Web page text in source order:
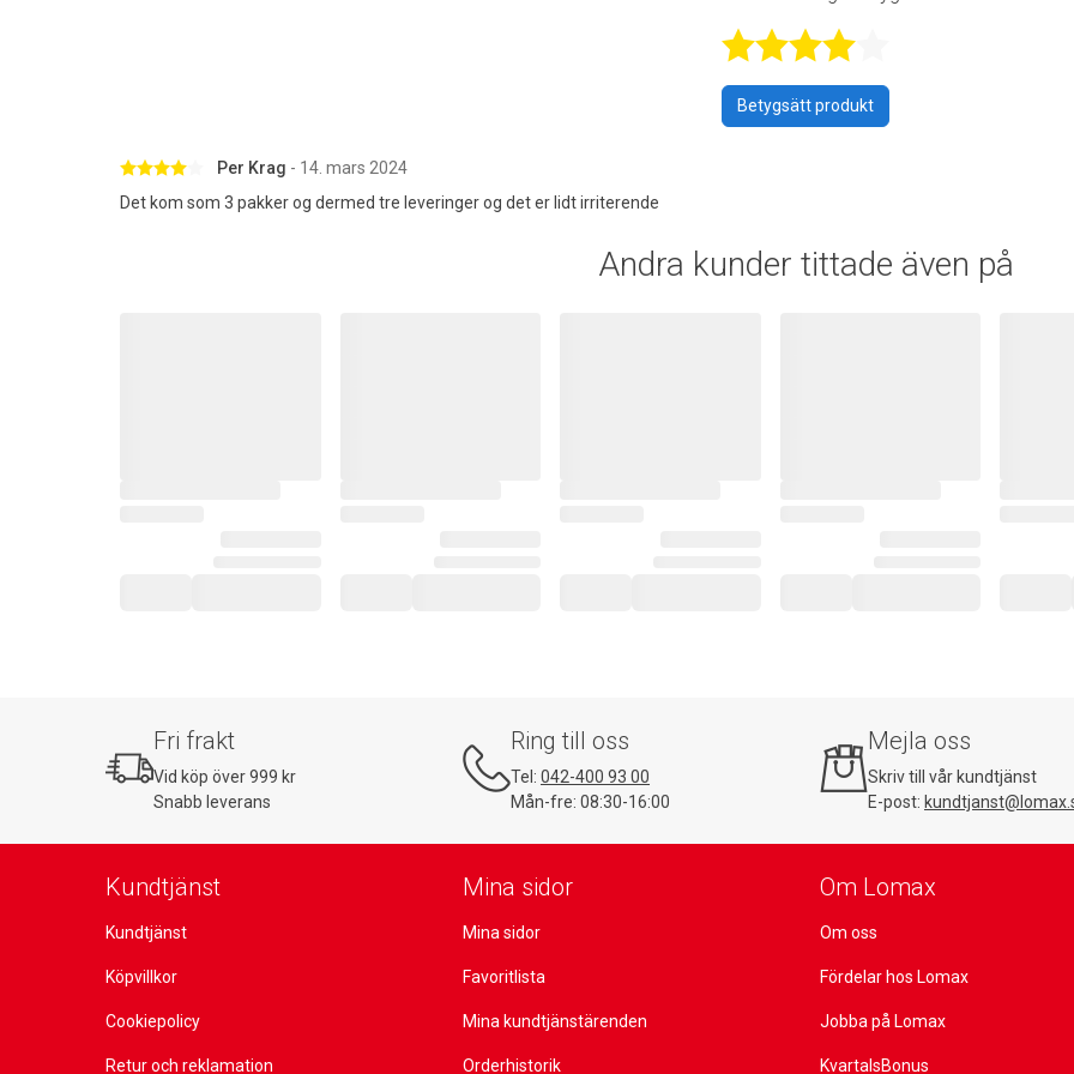
Betygsätt produkt
Betygsatt 4 av 5 stjärnor
Per Krag - 14. mars 2024
Det kom som 3 pakker og dermed tre leveringer og det er lidt irriterende
Andra kunder tittade även på
Fri frakt
Vid köp över 999 kr
Snabb leverans
Ring till oss
Tel: 042-400 93 00
Mån-fre: 08:30-16:00
Mejla oss
Skriv till vår kundtjänst
E-post:
Kundtjänst
Kundtjänst
Köpvillkor
Cookiepolicy
Retur och reklamation
Mina sidor
Mina sidor
Favoritlista
Mina kundtjänstärenden
Orderhistorik
Om Lomax
Om oss
Fördelar hos Lomax
Jobba på Lomax
KvartalsBonus